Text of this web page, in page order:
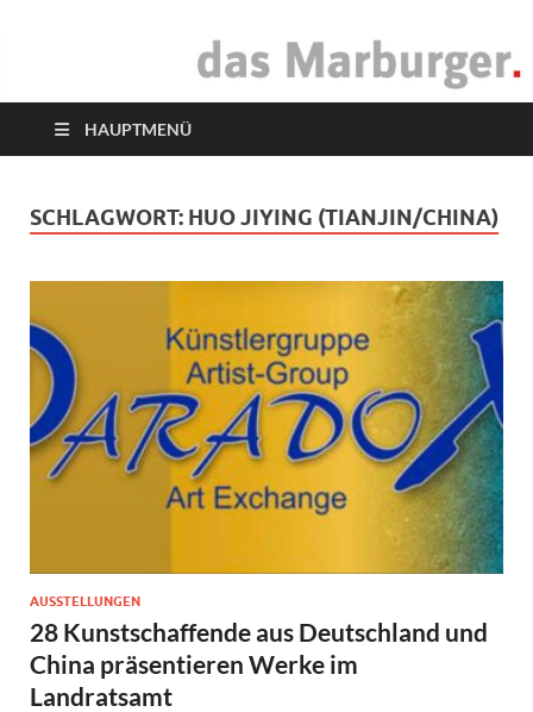
das Marburger.
HAUPTMENÜ
SCHLAGWORT: HUO JIYING (TIANJIN/CHINA)
AUSSTELLUNGEN
28 Kunstschaffende aus Deutschland und
China präsentieren Werke im
Landratsamt